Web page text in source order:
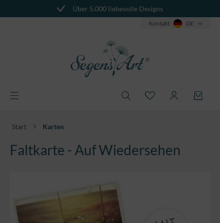
Über 5.000 liebevolle Designs
Kontakt DE
Start Karten
Faltkarte - Auf Wiedersehen